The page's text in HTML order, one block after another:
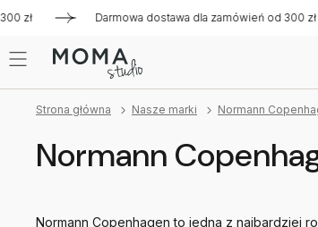
Darmowa dostawa dla zamówień od 300 zł
Strona główna Nasze marki Normann
Normann
Normann Copenhagen to jedna z najbardziej